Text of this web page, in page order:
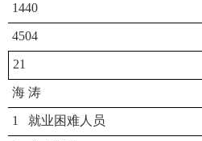
1440
4504
21
海 涛
1 就业困难人员